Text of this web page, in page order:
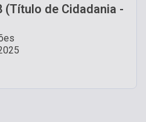
(Título de Cidadania -